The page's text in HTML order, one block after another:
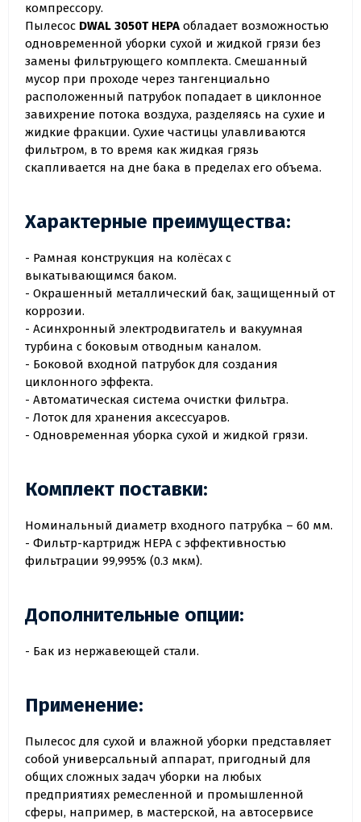
компрессору.
Пылесос DWAL 3050T HEPA обладает возможностью
одновременной уборки сухой и жидкой грязи без
замены фильтрующего комплекта. Смешанный
мусор при проходе через тангенциально
расположенный патрубок попадает в циклонное
завихрение потока воздуха, разделяясь на сухие и
жидкие фракции. Сухие частицы улавливаются
фильтром, в то время как жидкая грязь
скапливается на дне бака в пределах его объема.
Характерные преимущества:
- Рамная конструкция на колёсах с
выкатывающимся баком.
- Окрашенный металлический бак, защищенный от
коррозии.
- Асинхронный электродвигатель и вакуумная
турбина с боковым отводным каналом.
- Боковой входной патрубок для создания
циклонного эффекта.
- Автоматическая система очистки фильтра.
- Лоток для хранения аксессуаров.
- Одновременная уборка сухой и жидкой грязи.
Комплект поставки:
Номинальный диаметр входного патрубка – 60 мм.
- Фильтр-картридж HEPA с эффективностью
фильтрации 99,995% (0.3 мкм).
Дополнительные опции:
- Бак из нержавеющей стали.
Применение:
Пылесос для сухой и влажной уборки представляет
собой универсальный аппарат, пригодный для
общих сложных задач уборки на любых
предприятиях ремесленной и промышленной
сферы, например, в мастерской, на автосервисе